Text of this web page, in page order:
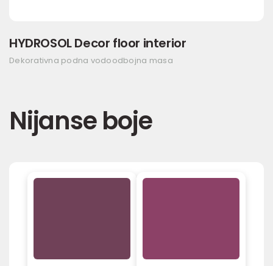
HYDROSOL Decor floor interior
Dekorativna podna vodoodbojna masa
Nijanse boje